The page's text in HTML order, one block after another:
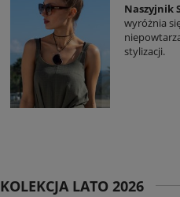
Naszyjnik
wyróżnia
stylizacji.
KOLEKCJA LATO 2026